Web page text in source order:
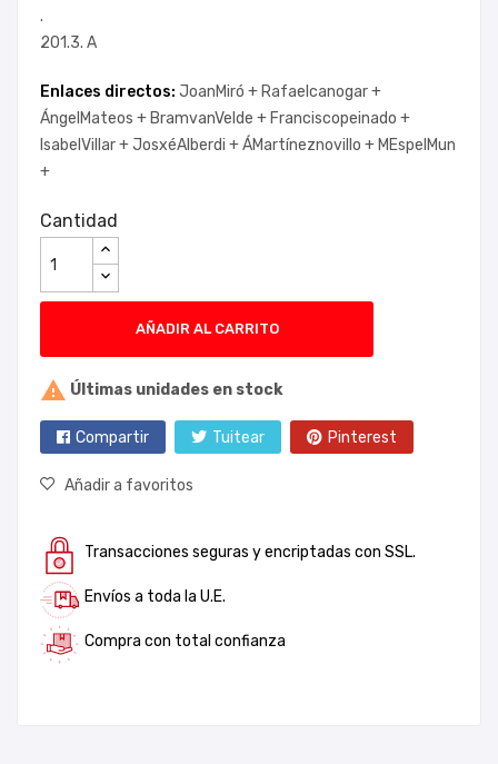
.
201.3. A
Enlaces directos: JoanMiró + Rafaelcanogar +
ÁngelMateos + BramvanVelde + Franciscopeinado +
IsabelVillar +JosxéAlberdi +ÁMartíneznovillo + MEspelMun
+
Cantidad
AÑADIR AL CARRITO
 Últimas unidades en stock
Compartir Tuitear Pinterest
Añadir a favoritos
Transacciones seguras y encriptadas con SSL.
Envíos a toda la U.E.
Compra con total confianza